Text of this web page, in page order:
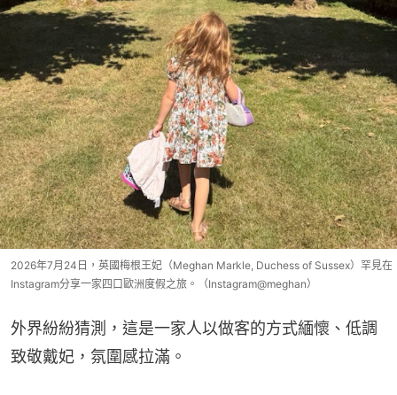
2026年7月24日，英國梅根王妃（Meghan Markle, Duchess of Sussex）罕見在
Instagram分享一家四口歐洲度假之旅。（Instagram@meghan）
外界紛紛猜測，這是一家人以做客的方式緬懷、低調
致敬戴妃，氛圍感拉滿。